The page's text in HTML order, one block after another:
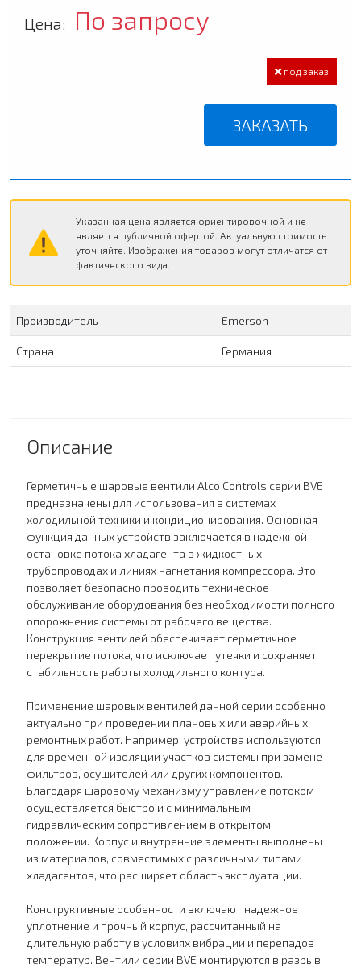
Цена: По запросу
под заказ
ЗАКАЗАТЬ
Указанная цена является ориентировочной и не
является публичной офертой. Актуальную стоимость
уточняйте. Изображения товаров могут отличатся от
фактического вида.
Производитель Emerson
Страна Германия
Описание
Герметичные шаровые вентили Alco Controls серии BVE
предназначены для использования в системах
холодильной техники и кондиционирования. Основная
функция данных устройств заключается в надежной
остановке потока хладагента в жидкостных
трубопроводах и линиях нагнетания компрессора. Это
позволяет безопасно проводить техническое
обслуживание оборудования без необходимости полного
опорожнения системы от рабочего вещества.
Конструкция вентилей обеспечивает герметичное
перекрытие потока, что исключает утечки и сохраняет
стабильность работы холодильного контура.
Применение шаровых вентилей данной серии особенно
актуально при проведении плановых или аварийных
ремонтных работ. Например, устройства используются
для временной изоляции участков системы при замене
фильтров, осушителей или других компонентов.
Благодаря шаровому механизму управление потоком
осуществляется быстро и с минимальным
гидравлическим сопротивлением в открытом
положении. Корпус и внутренние элементы выполнены
из материалов, совместимых с различными типами
хладагентов, что расширяет область эксплуатации.
Конструктивные особенности включают надежное
уплотнение и прочный корпус, рассчитанный на
длительную работу в условиях вибрации и перепадов
температур. Вентили серии BVE монтируются в разрыв